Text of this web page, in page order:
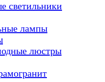
светильники
лампы
люстры